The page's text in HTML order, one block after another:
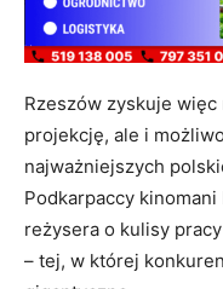
Rzeszów zyskuje
projekcję, ale i
najważniejszych
Podkarpaccy
reżysera o kulisy
– tej, w której